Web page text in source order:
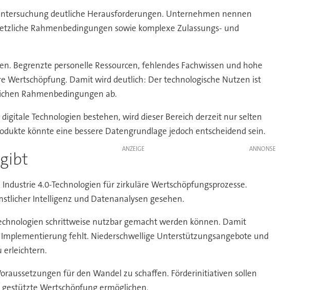
deutliche Herausforderungen. Unternehmen nennen
Rahmenbedingungen sowie komplexe Zulassungs- und
Begrenzte personelle Ressourcen, fehlendes Fachwissen und hohe
Wertschöpfung. Damit wird deutlich: Der technologische Nutzen ist
Rahmenbedingungen ab.
Technologien bestehen, wird dieser Bereich derzeit nur selten
könnte eine bessere Datengrundlage jedoch entscheidend sein.
ANZEIGE
4.0-Technologien für zirkuläre Wertschöpfungsprozesse.
Intelligenz und Datenanalysen gesehen.
schrittweise nutzbar gemacht werden können. Damit
fehlt. Niederschwellige Unterstützungsangebote und
erleichtern.
für den Wandel zu schaffen. Förderinitiativen sollen
Wertschöpfung ermöglichen.